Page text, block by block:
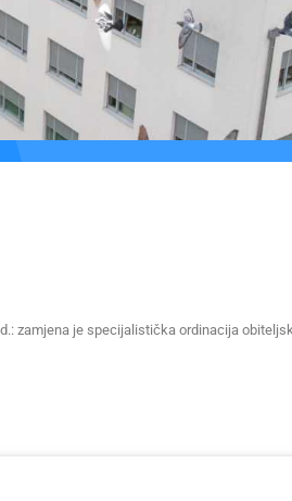
zamjena je specijalistička ordinacija